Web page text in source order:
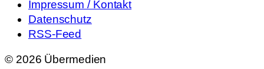
Impressum / Kontakt
Datenschutz
RSS-Feed
© 2026 Übermedien